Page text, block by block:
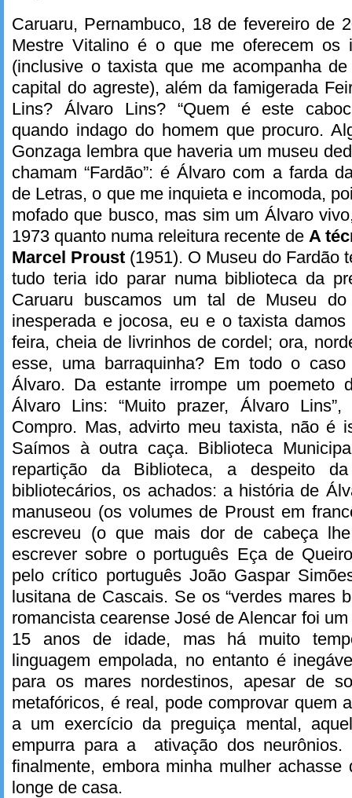
Caruaru, Pernambuco, 18 de fevereiro de
Mestre Vitalino é o que me oferecem os
(inclusive o taxista que me acompanha
capital do agreste), além da famigerada
Lins? Álvaro Lins? “Quem é este
quando indago do homem que procuro.
Gonzaga lembra que haveria um museu
chamam “Fardão”: é Álvaro com a farda
de Letras, o que me inquieta e incomoda,
mofado que busco, mas sim um Álvaro
1973 quanto numa releitura recente de A
Marcel Proust (1951). O Museu do Fardão
tudo teria ido parar numa biblioteca da
Caruaru buscamos um tal de Museu
inesperada e jocosa, eu e o taxista
feira, cheia de livrinhos de cordel; ora,
esse, uma barraquinha? Em todo o
Álvaro. Da estante irrompe um poemeto
Álvaro Lins: “Muito prazer, Álvaro
Compro. Mas, advirto meu taxista, não é
Saímos à outra caça. Biblioteca
repartição da Biblioteca, a despeito da
bibliotecários, os achados: a história de
manuseou (os volumes de Proust em
escreveu (o que mais dor de cabeça
escrever sobre o português Eça de
pelo crítico português João Gaspar
lusitana de Cascais. Se os “verdes mares
romancista cearense José de Alencar foi
15 anos de idade, mas há muito
linguagem empolada, no entanto é
para os mares nordestinos, apesar de
metafóricos, é real, pode comprovar quem
a um exercício da preguiça mental,
empurra para a ativação dos neurônios.
finalmente, embora minha mulher achasse
longe de casa.